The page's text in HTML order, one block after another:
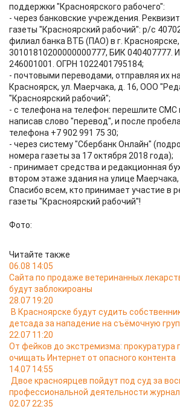
поддержки "Красноярского рабочего":
- через банковские учреждения.
газеты "Красноярский рабочий": р/с
филиал банка ВТБ (ПАО) в г.
30101810200000000777, БИК 040407777.
246001001. ОГРН 1022401795184;
- почтовыми переводами, отправляя их
Красноярск, ул. Маерчака, д. 16, ООО
"Красноярский рабочий";
- с телефона на телефон: перешлите СМС
написав слово "перевод", и после
телефона +7 902 991 75 30;
- через систему "Сбербанк Онлайн"
номера газеты за 17 октября 2018 года);
- принимает средства и редакционная
втором этаже здания на улице Маерчака,
Спасибо всем, кто принимает участие в
газеты "Красноярский рабочий"!
Фото:
Читайте также
06.08 14:05
Сайта по продаже ветеринанных
будут заблокироаны
28.07 19:20
В Красноярске будут судить
детсада за нападение на съёмочную
22.07 11:20
От фейков до экстремизма: прокуратура
очищать Интернет от опасного контента
14.07 14:55
Двое красноярцев пойдут под суд за
профессиональной деятельности
02.07 22:35